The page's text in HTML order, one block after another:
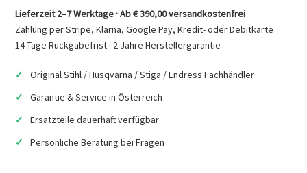
Schlauchadapter
Menge
Lieferzeit 2–7 Werktage · Ab € 390,00 versandkostenfrei
Zahlung per Stripe, Klarna, Google Pay, Kredit- oder Debitkarte
14 Tage Rückgabefrist · 2 Jahre Herstellergarantie
Original Stihl / Husqvarna / Stiga / Endress Fachhändler
Garantie & Service in Österreich
Ersatzteile dauerhaft verfügbar
Persönliche Beratung bei Fragen